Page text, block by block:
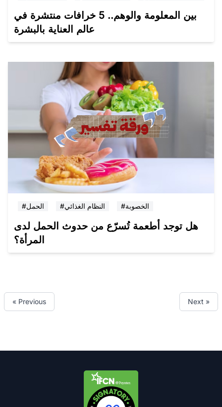
بين المعلومة والوهم.. 5 خرافات منتشرة في
عالم العناية بالبشرة
#الحمل #النظام الغذائي #الخصوبة
هل توجد أطعمة تُسرّع من حدوث الحمل لدى
المرأة؟
« Previous Next »